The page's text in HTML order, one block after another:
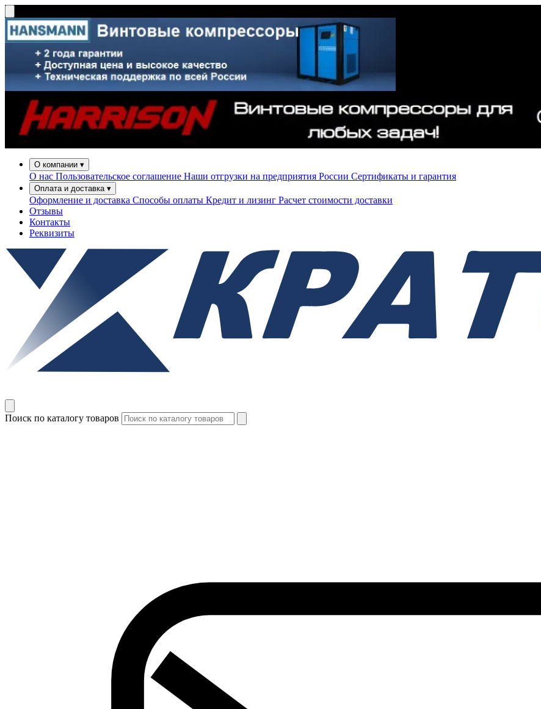
О компании ▾
О нас Пользовательское соглашение Наши отгрузки на предприятия России Сертификаты и гарантия
Оплата и доставка ▾
Оформление и доставка Способы оплаты Кредит и лизинг Расчет стоимости доставки
Отзывы
Контакты
Реквизиты
Поиск по каталогу товаров